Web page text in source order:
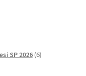
SP 2026 6izdelkov